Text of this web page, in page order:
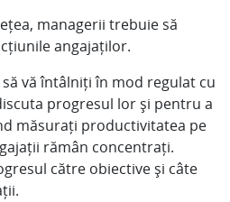
managerii trebuie să
angajaților.
vă întâlniți în mod regulat cu
progresul lor și pentru a
măsurați productivitatea pe
rămân concentrați.
către obiective și câte